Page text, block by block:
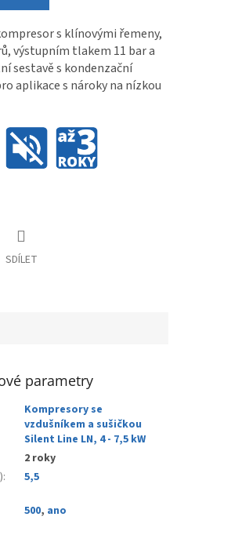
s klínovými řemeny,
výstupním tlakem 11 bar a
sestavě s kondenzační
aplikace s nároky na nízkou
SDÍLET
parametry
Kompresory se
vzdušníkem a sušičkou
Silent Line LN, 4 - 7,5 kW
2 roky
:
5,5
500, ano